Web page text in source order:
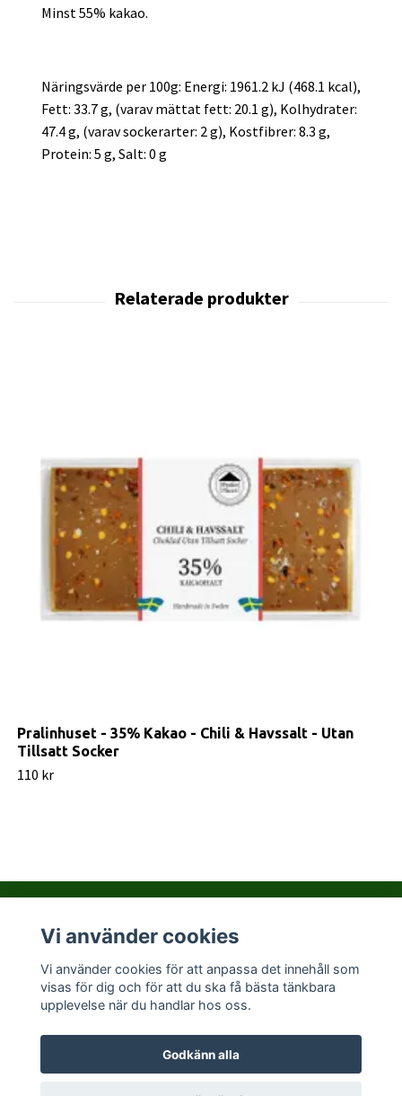
Minst 55% kakao.
Näringsvärde per 100g: Energi: 1961.2 kJ (468.1 kcal),
Fett: 33.7 g, (varav mättat fett: 20.1 g), Kolhydrater:
47.4 g, (varav sockerarter: 2 g), Kostfibrer: 8.3 g,
Protein: 5 g, Salt: 0 g
Pralinhuset - 35% Kakao - Chili & Havssalt - Utan
Tillsatt Socker
110 kr
Kontakta PralinHuset
Sociala medier
Vi använder cookies
Vi använder cookies för att anpassa det innehåll som
visas för dig och för att du ska få bästa tänkbara
upplevelse när du handlar hos oss.
Godkänn alla